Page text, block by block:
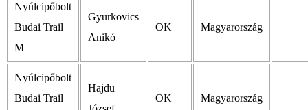
Nyúlcipőbolt
Budai Trail
M
Gyurkovics
Anikó
OK Magyarország
Nyúlcipőbolt
Budai Trail
Hajdu
OK Magyarország